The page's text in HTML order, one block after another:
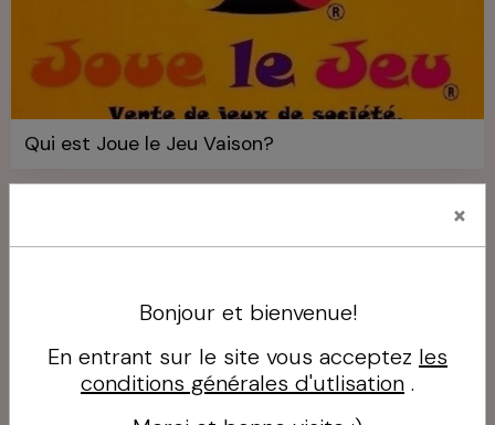
Qui est Joue le Jeu Vaison?
Paroles de clients!
×
Bonjour et bienvenue!
En entrant sur le site vous acceptez les
conditions générales d'utlisation .